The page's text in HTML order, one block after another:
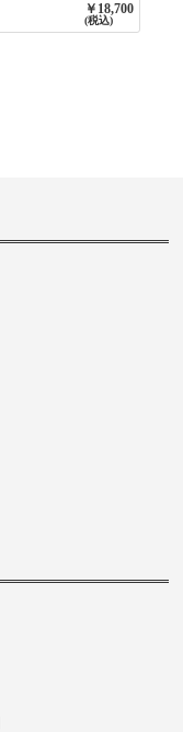
3800NAVY BASE
￥18,700
(税込)